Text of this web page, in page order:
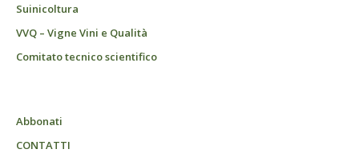
Suinicoltura
VVQ – Vigne Vini e Qualità
Comitato tecnico scientifico
Abbonati
CONTATTI